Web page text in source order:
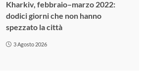
Kharkiv, febbraio–marzo 2022:
dodici giorni che non hanno
spezzato la città
3 Agosto 2026